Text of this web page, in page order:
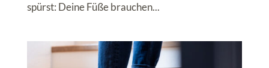
spürst: Deine Füße brauchen...